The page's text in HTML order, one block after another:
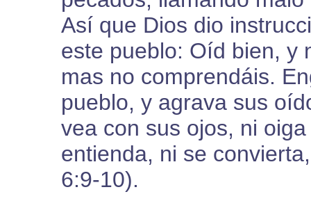
Así que Dios dio
este pueblo: Oíd bien, y
mas no comprendáis.
pueblo, y agrava sus
vea con sus ojos, ni
entienda, ni se
6:9-10).